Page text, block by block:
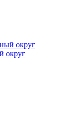
округ
округ